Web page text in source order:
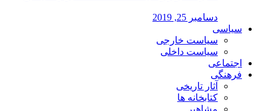
دسامبر 25, 2019
سیاسی
سیاست خارجی
سیاست داخلی
اجتماعی
فرهنگی
آثار تاریخی
کتابخانه ها